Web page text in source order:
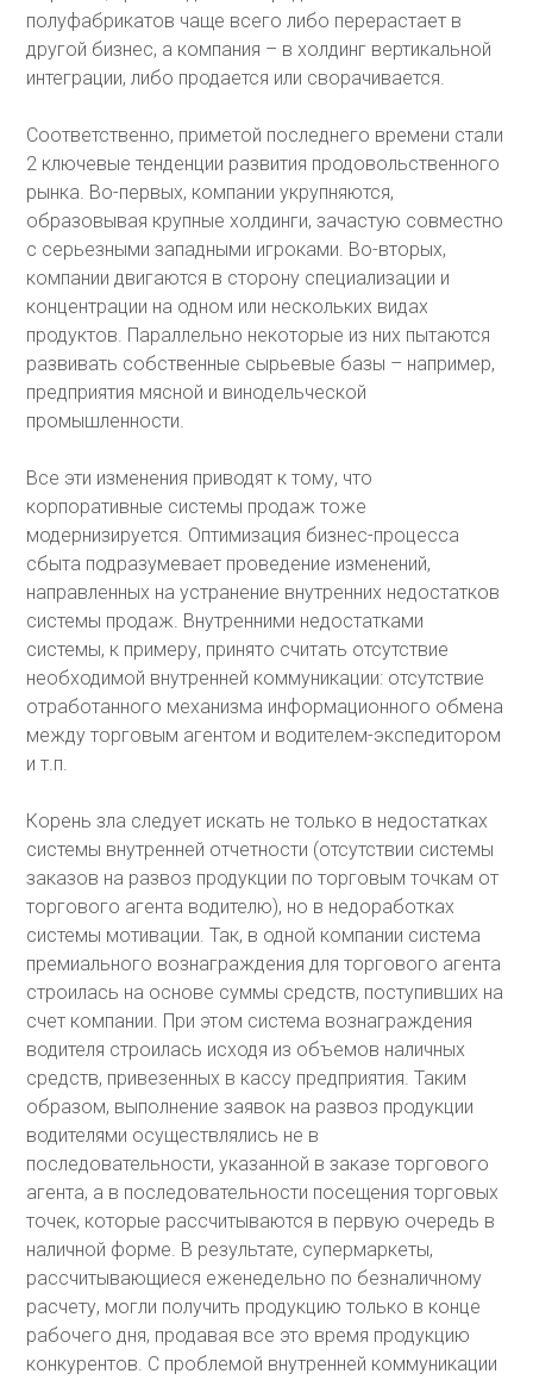
полуфабрикатов чаще всего либо перерастает в
другой бизнес, а компания – в холдинг вертикальной
интеграции, либо продается или сворачивается.
Соответственно, приметой последнего времени стали
2 ключевые тенденции развития продовольственного
рынка. Во-первых, компании укрупняются,
образовывая крупные холдинги, зачастую совместно
с серьезными западными игроками. Во-вторых,
компании двигаются в сторону специализации и
концентрации на одном или нескольких видах
продуктов. Параллельно некоторые из них пытаются
развивать собственные сырьевые базы – например,
предприятия мясной и винодельческой
промышленности.
Все эти изменения приводят к тому, что
корпоративные системы продаж тоже
модернизируется. Оптимизация бизнес-процесса
сбыта подразумевает проведение изменений,
направленных на устранение внутренних недостатков
системы продаж. Внутренними недостатками
системы, к примеру, принято считать отсутствие
необходимой внутренней коммуникации: отсутствие
отработанного механизма информационного обмена
между торговым агентом и водителем-экспедитором
и т.п.
Корень зла следует искать не только в недостатках
системы внутренней отчетности (отсутствии системы
заказов на развоз продукции по торговым точкам от
торгового агента водителю), но в недоработках
системы мотивации. Так, в одной компании система
премиального вознаграждения для торгового агента
строилась на основе суммы средств, поступивших на
счет компании. При этом система вознаграждения
водителя строилась исходя из объемов наличных
средств, привезенных в кассу предприятия. Таким
образом, выполнение заявок на развоз продукции
водителями осуществлялись не в
последовательности, указанной в заказе торгового
агента, а в последовательности посещения торговых
точек, которые рассчитываются в первую очередь в
наличной форме. В результате, супермаркеты,
рассчитывающиеся еженедельно по безналичному
расчету, могли получить продукцию только в конце
рабочего дня, продавая все это время продукцию
конкурентов. С проблемой внутренней коммуникации